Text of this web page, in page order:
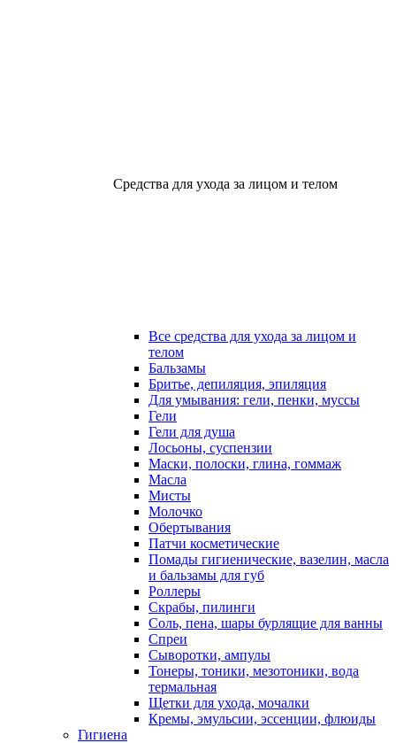
Средства для ухода за лицом и телом
Все средства для ухода за лицом и
телом
Бальзамы
Бритье, депиляция, эпиляция
Для умывания: гели, пенки, муссы
Гели
Гели для душа
Лосьоны, суспензии
Маски, полоски, глина, гоммаж
Масла
Мисты
Молочко
Обертывания
Патчи косметические
Помады гигиенические, вазелин, масла
и бальзамы для губ
Роллеры
Скрабы, пилинги
Соль, пена, шары бурлящие для ванны
Спреи
Сыворотки, ампулы
Тонеры, тоники, мезотоники, вода
термальная
Щетки для ухода, мочалки
Кремы, эмульсии, эссенции, флюиды
Гигиена